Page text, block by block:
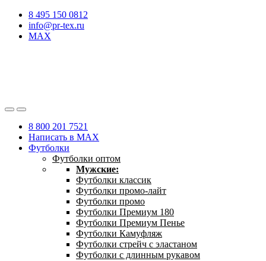
8 495 150 0812
info@pr-tex.ru
MAX
8 800 201 7521
Написать в MAX
Футболки
Футболки оптом
Мужские:
Футболки классик
Футболки промо-лайт
Футболки промо
Футболки Премиум 180
Футболки Премиум Пенье
Футболки Камуфляж
Футболки стрейч с эластаном
Футболки с длинным рукавом